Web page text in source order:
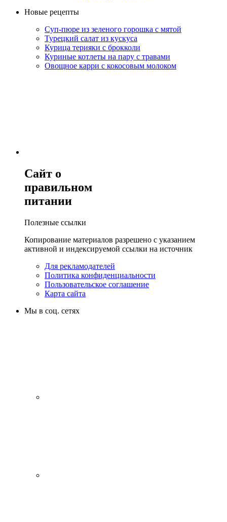
Новые рецепты
Суп-пюре из зеленого горошка с мятой
Турецкий салат из кускуса
Курица терияки с брокколи
Куриные котлеты на пару с травами
Овощное карри с кокосовым молоком
Сайт о
правильном
питании
Полезные ссылки
Копирование материалов разрешено с указанием
активной и индексируемой ссылки на источник
Для рекламодателей
Политика конфиденциальности
Пользовательское соглашение
Карта сайта
Мы в соц. сетях